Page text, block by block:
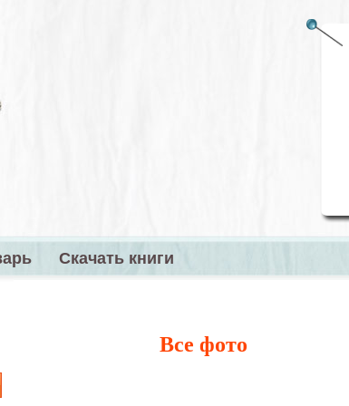
Скачать книги
Все фото